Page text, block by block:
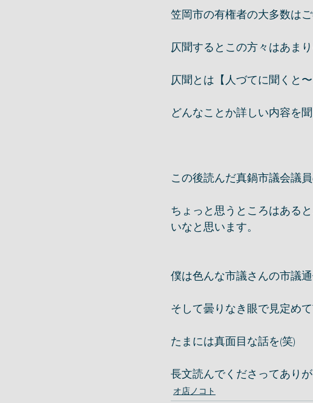
笠岡市の有権者の大多数は
仄聞するとこの方々はあま
仄聞とは【人づてに聞くと
どんなことか詳しい内容を
この後読んだ真鍋市議会議
ちょっと思うところはある
いなと思います。
僕は色んな市議さんの市議
そして曇りなき眼で見定め
たまには真面目な話を(笑)
長文読んでくださってありが
オ店ノコト